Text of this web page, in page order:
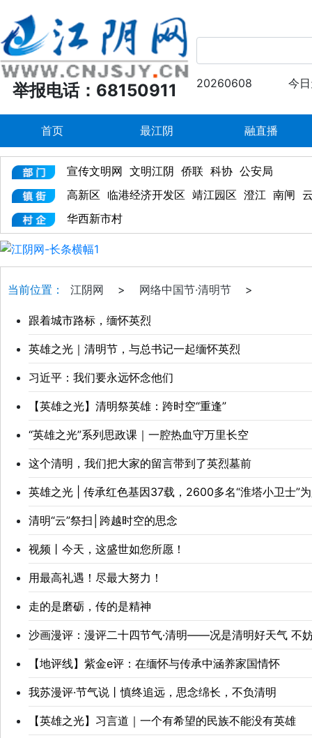
举报电话：68150911 20260608 今
首页 最江阴 融直播
宣传文明网 文明江阴 侨联 科协 公安局
高新区 临港经济开发区 靖江园区 澄江 南闸
华西新市村
当前位置： 江阴网 > 网络中国节·清明节 >
跟着城市路标，缅怀英烈
英雄之光｜清明节，与总书记一起缅怀英烈
习近平：我们要永远怀念他们
【英雄之光】清明祭英雄：跨时空“重逢”
“英雄之光”系列思政课｜一腔热血守万里长空
这个清明，我们把大家的留言带到了英烈墓前
英雄之光 | 传承红色基因37载，2600多名“淮塔小卫士”
清明“云”祭扫│跨越时空的思念
视频丨今天，这盛世如您所愿！
用最高礼遇！尽最大努力！
走的是磨砺，传的是精神
沙画漫评：漫评二十四节气·清明——况是清明好天气 不
【地评线】紫金e评：在缅怀与传承中涵养家国情怀
我苏漫评·节气说丨慎终追远，思念绵长，不负清明
【英雄之光】习言道｜一个有希望的民族不能没有英雄